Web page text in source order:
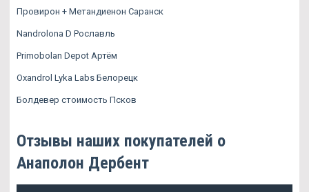
Провирон + Метандиенон Саранск
Nandrolona D Рославль
Primobolan Depot Артём
Oxandrol Lyka Labs Белорецк
Болдевер стоимость Псков
Отзывы наших покупателей о
Анаполон Дербент